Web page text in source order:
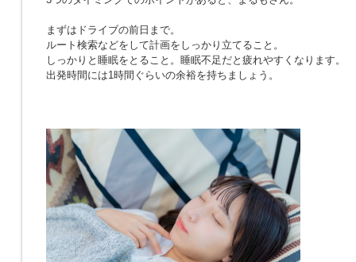
まずはドライブの前日まで。
ルート検索などをして計画をしっかり立てること。
しっかりと睡眠をとること。睡眠不足だと疲れやすくなります。
出発時間には1時間ぐらいの余裕を持ちましょう。